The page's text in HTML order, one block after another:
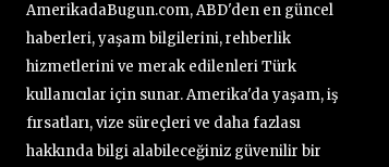
AmerikadaBugun.com, ABD'den en güncel
haberleri, yaşam bilgilerini, rehberlik
hizmetlerini ve merak edilenleri Türk
kullanıcılar için sunar. Amerika'da yaşam, iş
fırsatları, vize süreçleri ve daha fazlası
hakkında bilgi alabileceğiniz güvenilir bir